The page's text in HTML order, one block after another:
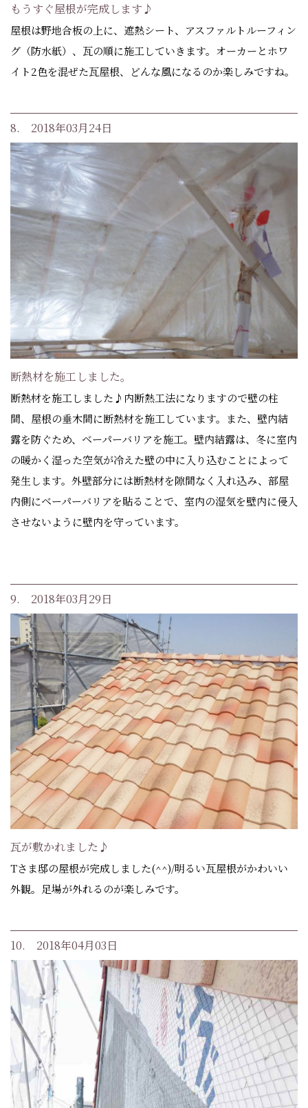
もうすぐ屋根が完成します♪
屋根は野地合板の上に、遮熱シート、アスファルトルーフィン
グ（防水紙）、瓦の順に施工していきます。オーカーとホワ
イト2色を混ぜた瓦屋根、どんな風になるのか楽しみですね。
8. 2018年03月24日
断熱材を施工しました。
断熱材を施工しました♪内断熱工法になりますので壁の柱
間、屋根の垂木間に断熱材を施工しています。また、壁内結
露を防ぐため、ベーパーバリアを施工。壁内結露は、冬に室内
の暖かく湿った空気が冷えた壁の中に入り込むことによって
発生します。外壁部分には断熱材を隙間なく入れ込み、部屋
内側にベーパーバリアを貼ることで、室内の湿気を壁内に侵入
させないように壁内を守っています。
9. 2018年03月29日
瓦が敷かれました♪
Tさま邸の屋根が完成しました(^^)/明るい瓦屋根がかわいい
外観。足場が外れるのが楽しみです。
10. 2018年04月03日